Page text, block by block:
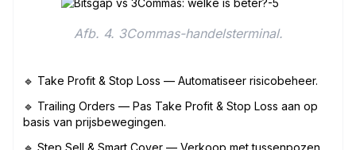
Afb. 4. 3Commas-handelsterminal.
🔹 Take Profit & Stop Loss — Automatiseer risicobeheer.
🔹 Trailing Orders — Pas Take Profit & Stop Loss aan op
basis van prijsbewegingen.
🔹 Step Sell & Smart Cover — Verkoop met tussenpozen